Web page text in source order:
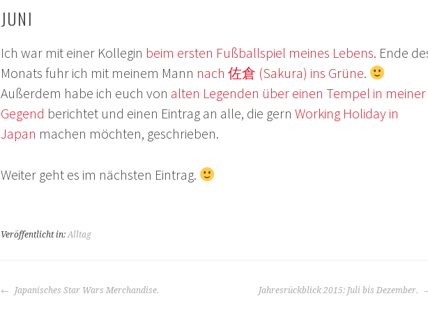
JUNI
Ich war mit einer Kollegin beim ersten Fußballspiel meines Lebens. Ende
Monats fuhr ich mit meinem Mann nach 佐倉 (Sakura) ins Grüne.
Außerdem habe ich euch von alten Legenden über einen Tempel in meiner
Gegend berichtet und einen Eintrag an alle, die gern Working Holiday in
Japan machen möchten, geschrieben.
Weiter geht es im nächsten Eintrag.
Veröffentlicht in:Alltag
BEITRAGS-
NAVIGATION
Japanisches Star Wars Merchandise. Jahresrückblick 2015: Juli bis Dezember.